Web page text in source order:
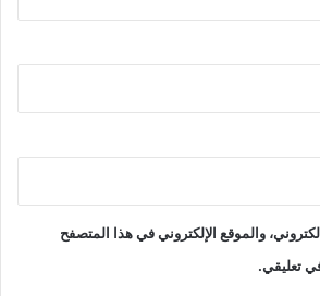
والموقع الإلكتروني في هذا المتصفح
تعليقي.